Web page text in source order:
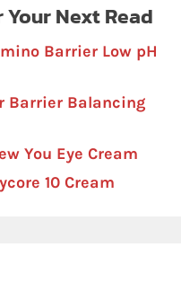
Next Read
Barrier Low pH
Barrier Balancing
You Eye Cream
10 Cream